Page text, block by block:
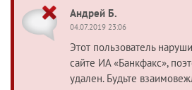
Андрей Б.
04.07.2019 23:06
Этот пользователь
сайте ИА «Банкфакс»,
удален. Будьте